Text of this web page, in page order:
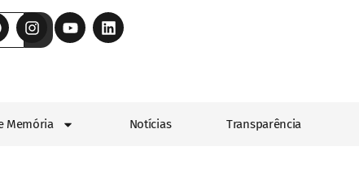
Memória Notícias Transparência